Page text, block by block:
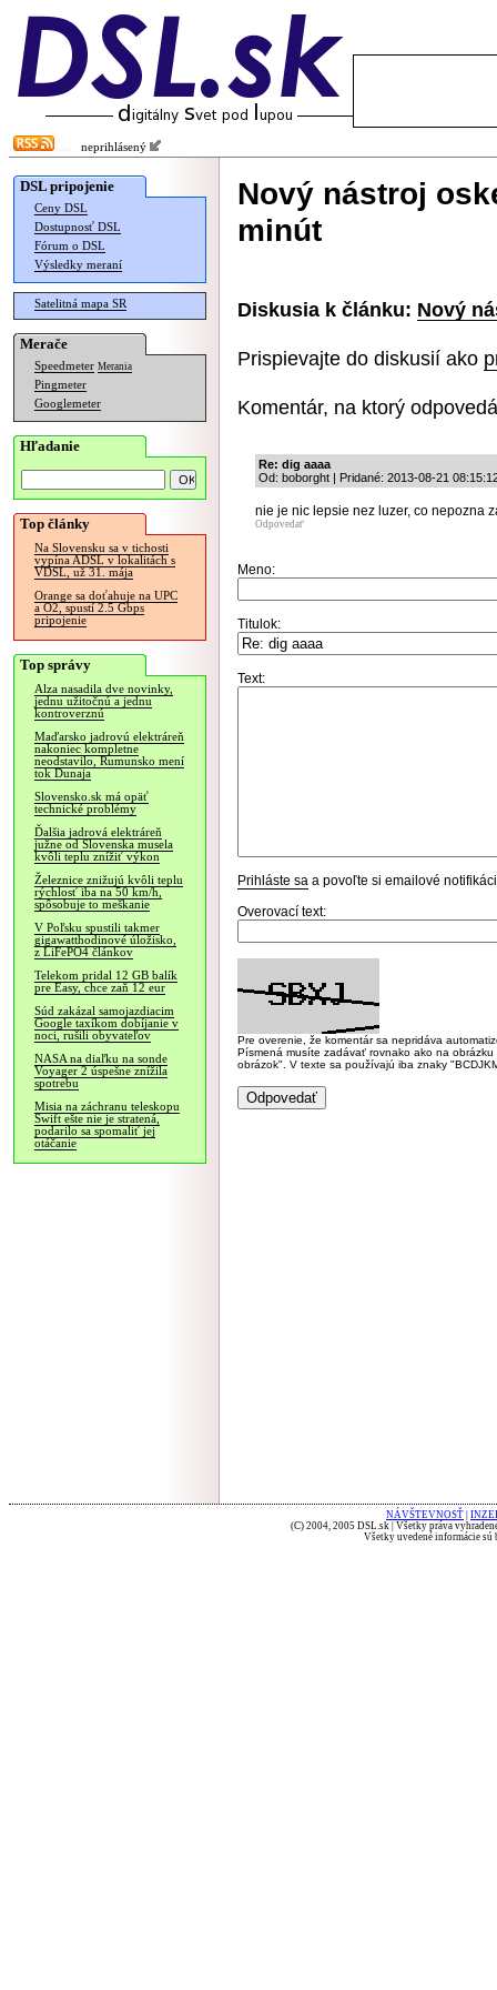
neprihlásený
DSL pripojenie
Ceny DSL
Dostupnosť DSL
Fórum o DSL
Výsledky meraní
Satelitná mapa SR
Merače
Speedmeter Merania
Pingmeter
Googlemeter
Hľadanie
Top články
Na Slovensku sa v tichosti
vypína ADSL v lokalitách s
VDSL, už 31. mája
Orange sa doťahuje na UPC
a O2, spustí 2.5 Gbps
pripojenie
Top správy
Alza nasadila dve novinky,
jednu užitočnú a jednu
kontroverznú
Maďarsko jadrovú elektráreň
nakoniec kompletne
neodstavilo, Rumunsko mení
tok Dunaja
Slovensko.sk má opäť
technické problémy
Ďalšia jadrová elektráreň
južne od Slovenska musela
kvôli teplu znížiť výkon
Železnice znižujú kvôli teplu
rýchlosť iba na 50 km/h,
spôsobuje to meškanie
V Poľsku spustili takmer
gigawatthodinové úložisko,
z LiFePO4 článkov
Telekom pridal 12 GB balík
pre Easy, chce zaň 12 eur
Súd zakázal samojazdiacim
Google taxíkom dobíjanie v
noci, rušili obyvateľov
NASA na diaľku na sonde
Voyager 2 úspešne znížila
spotrebu
Misia na záchranu teleskopu
Swift ešte nie je stratená,
podarilo sa spomaliť jej
otáčanie
Nový nástroj
minút
Diskusia k článku: Nový
Prispievajte do diskusií ako
Komentár, na ktorý
Re: dig aaaa
Od: boborght | Pridané: 2013-08-21
nie je nic lepsie nez luzer, co nepozna
Odpovedať
Meno:
Titulok:
Text:
Prihláste sa a povoľte si emailové
Overovací text:
Pre overenie, že komentár sa nepridáva
Písmená musíte zadávať rovnako ako na
obrázok". V texte sa používajú iba znaky
NÁVŠTEVNOSŤ
(C) 2004, 2005 DSL.sk | Všetky práva
Všetky uvedené informácie sú